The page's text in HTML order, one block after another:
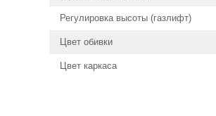
Регулировка высоты (газлифт)
Цвет обивки
Цвет каркаса